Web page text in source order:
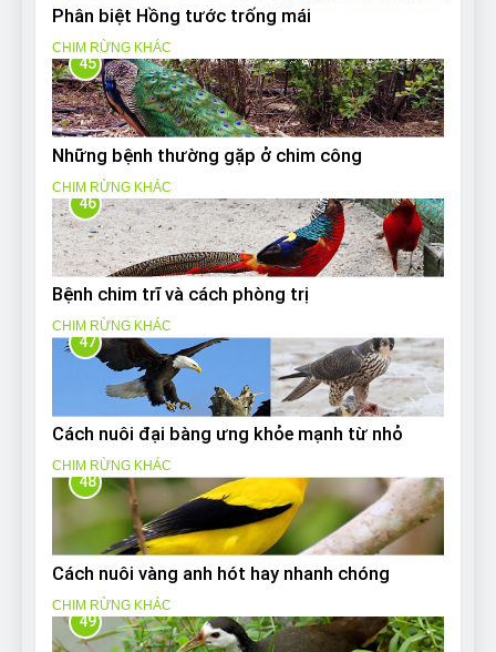
Phân biệt Hồng tước trống mái
CHIM RỪNG KHÁC
45
Những bệnh thường gặp ở chim công
CHIM RỪNG KHÁC
46
Bệnh chim trĩ và cách phòng trị
CHIM RỪNG KHÁC
47
Cách nuôi đại bàng ưng khỏe mạnh từ nhỏ
CHIM RỪNG KHÁC
48
Cách nuôi vàng anh hót hay nhanh chóng
CHIM RỪNG KHÁC
49